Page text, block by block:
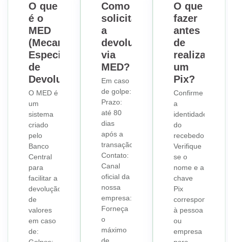
O que
é o
MED
(Mecanismo
Especial
de
Devolução)?
O MED é
um
sistema
criado
pelo
Banco
Central
para
facilitar a
devolução
de
valores
em caso
de:
Como
solicitar
a
devolução
via
MED?
Em caso
de golpe:
Prazo:
até 80
dias
após a
transação.
Contato:
Canal
oficial da
nossa
empresa:
Forneça
o
máximo
O que
fazer
antes
de
realizar
um
Pix?
Confirme
a
identidade
do
recebedor:
Verifique
se o
nome e a
chave
Pix
correspondem
à pessoa
ou
empresa